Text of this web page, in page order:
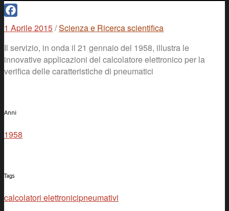
Facebook
1 Aprile 2015/Scienza e Ricerca scientifica
Il servizio, in onda il 21 gennaio del 1958, illustra le
innovative applicazioni del calcolatore elettronico per la
verifica delle caratteristiche di pneumatici
Anni
1958
Tags
calcolatori elettronicipneumativi